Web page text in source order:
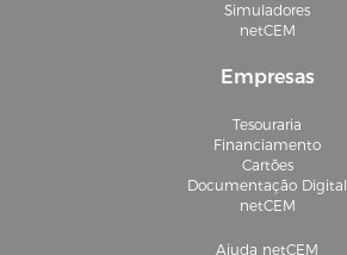
Simuladores
netCEM
Empresas
Tesouraria
Financiamento
Cartões
Documentação Digital
netCEM
Ajuda netCEM